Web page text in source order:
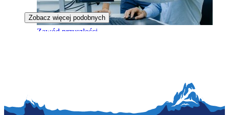
Zawód przyszłości
Zobacz więcej podobnych